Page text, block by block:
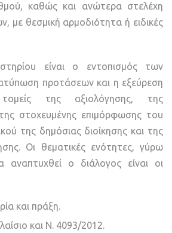
καθώς και ανώτερα στελέχη
με θεσμική αρμοδιότητα ή ειδικές
είναι ο εντοπισμός των
προτάσεων και η εξεύρεση
της αξιολόγησης, της
της στοχευμένης επιμόρφωσης του
της δημόσιας διοίκησης και της
Οι θεματικές ενότητες, γύρω
αναπτυχθεί ο διάλογος είναι οι
και πράξη.
και Ν. 4093/2012.